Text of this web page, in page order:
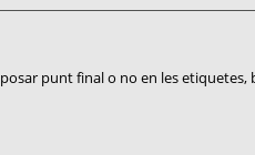
punt final o no en les